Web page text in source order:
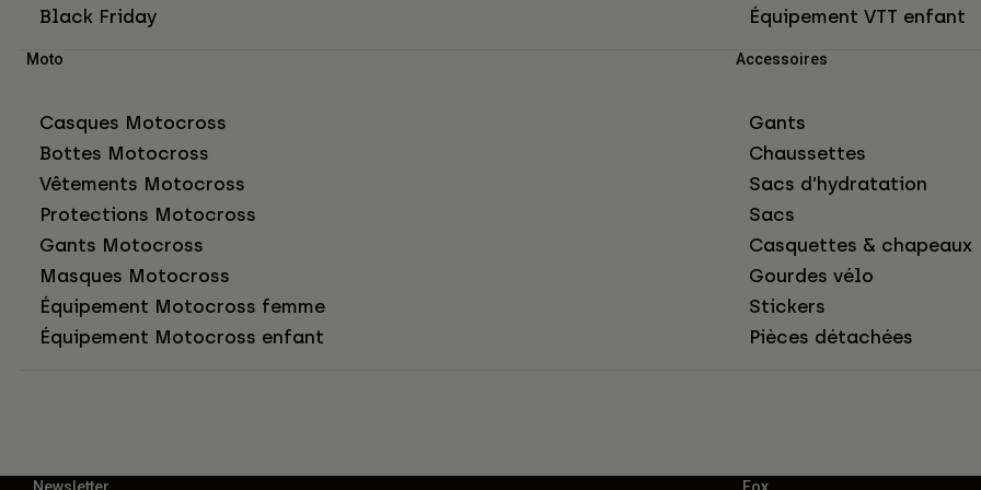
Black Friday
Équipement VTT enfant
Moto
Casques Motocross
Bottes Motocross
Vêtements Motocross
Protections Motocross
Gants Motocross
Masques Motocross
Équipement Motocross femme
Équipement Motocross enfant
Accessoires
Gants
Chaussettes
Sacs d’hydratation
Sacs
Casquettes & chapeaux
Gourdes vélo
Stickers
Pièces détachées